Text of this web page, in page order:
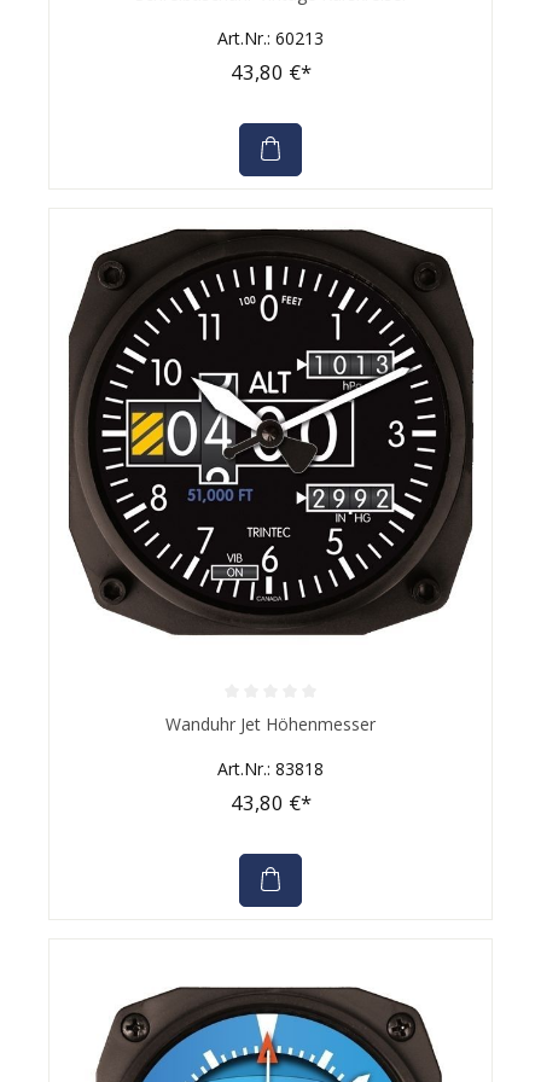
Art.Nr.: 60213
43,80 €*
Durchschnittliche Bewertung von 0 von 5 Sternen
Wanduhr Jet Höhenmesser
Art.Nr.: 83818
43,80 €*